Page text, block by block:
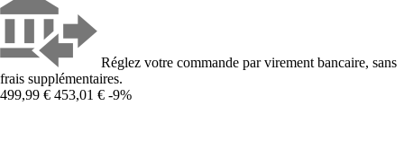
Réglez votre commande par virement bancaire, sans
frais supplémentaires.
499,99 € 453,01 € -9%